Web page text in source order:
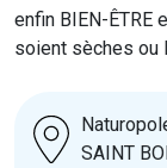
enfin BIEN-ÊTRE
soient sèches ou
SAINT